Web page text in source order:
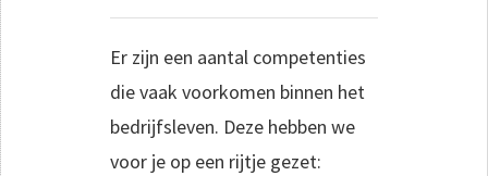
Er zijn een aantal competenties
die vaak voorkomen binnen het
bedrijfsleven. Deze hebben we
voor je op een rijtje gezet: